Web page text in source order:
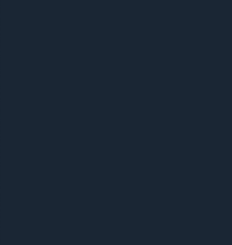
Такой подход
ценится не способ
Как именно